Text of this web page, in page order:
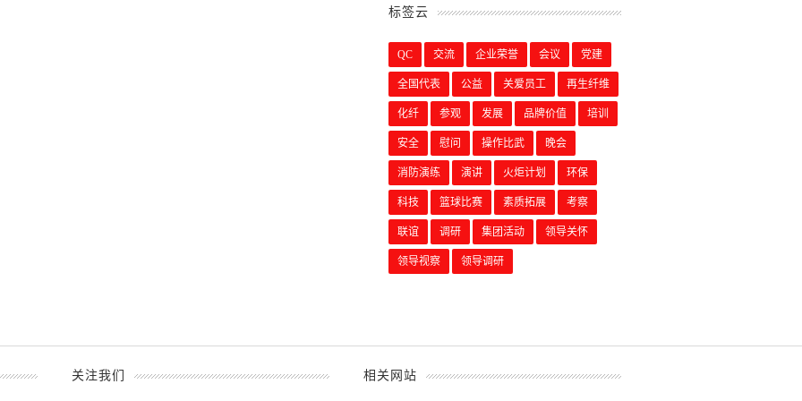
标签云
QC 交流 企业荣誉 会议 党建
全国代表 公益 关爱员工 再生纤维
化纤 参观 发展 品牌价值 培训
安全 慰问 操作比武 晚会
消防演练 演讲 火炬计划 环保
科技 篮球比赛 素质拓展 考察
联谊 调研 集团活动 领导关怀
领导视察 领导调研
关注我们 相关网站